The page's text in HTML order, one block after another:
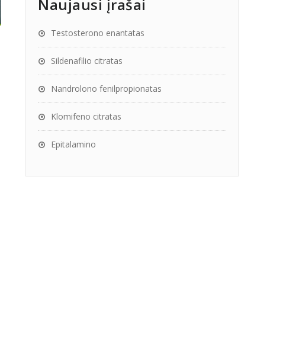
Naujausi įrašai
Testosterono enantatas
Sildenafilio citratas
Nandrolono fenilpropionatas
Klomifeno citratas
Epitalamino